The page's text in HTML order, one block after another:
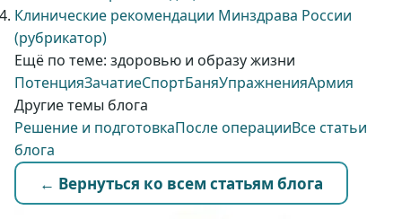
Клинические рекомендации Минздрава России
(рубрикатор)
Ещё по теме: здоровью и образу жизни
ПотенцияЗачатиеСпортБаняУпражненияАрмия
Другие темы блога
Решение и подготовкаПосле операцииВсе статьи
блога
← Вернуться ко всем статьям блога